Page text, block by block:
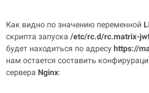
Как видно по значению переменной
скрипта запуска /etc/rc.d/
будет находиться по адресу https://
нам остается составить
сервера Nginx: